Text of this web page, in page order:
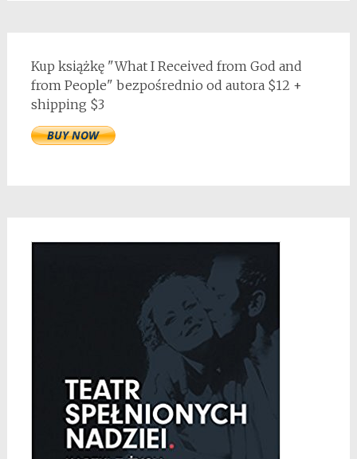
Kup książkę "What I Received from God and
from People" bezpośrednio od autora $12 +
shipping $3